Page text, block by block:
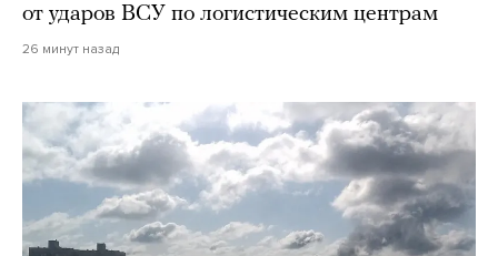
от ударов ВСУ по логистическим центрам
26 минут назад